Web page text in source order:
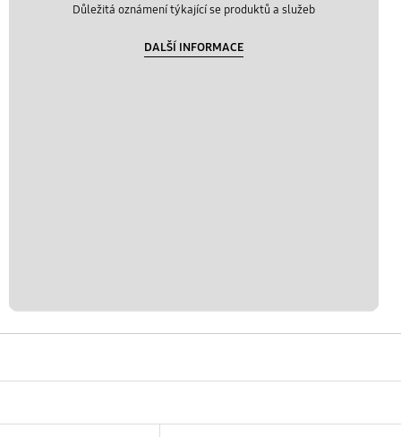
Důležitá oznámení týkající se produktů a služeb
DALŠÍ INFORMACE